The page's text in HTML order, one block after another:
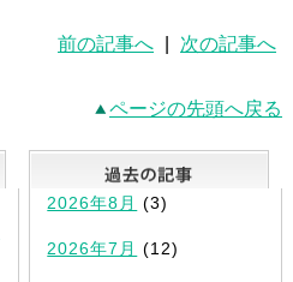
前の記事へ 次の記事へ
ページの先頭へ戻る
最新記事一覧
2026年8月 (3)
2026年7月 (12)